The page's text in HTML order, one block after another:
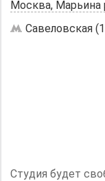
Москва, Марьина
Савеловская
Студия будет